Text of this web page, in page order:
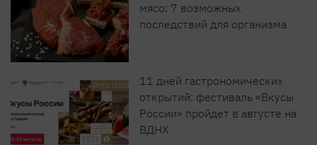
мясо: 7 возможных
последствий для организма
11 дней гастрономических
открытий: фестиваль «Вкусы
России» пройдет в августе на
ВДНХ